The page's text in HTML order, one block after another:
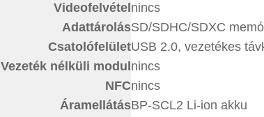
Videofelvétel nincs
AdattárolásSD/SDHC/SDXC
CsatolófelületUSB 2.0, vezetékes
Vezeték nélküli modul nincs
NFCnincs
ÁramellátásBP-SCL2 Li-ion akku